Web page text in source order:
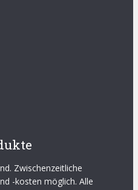
Zwischenzeitliche
-kosten möglich. Alle